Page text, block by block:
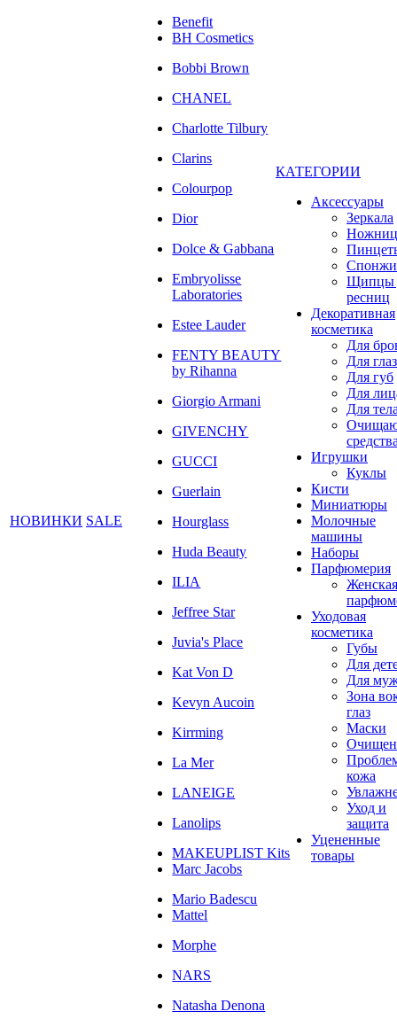
НОВИНКИ SALE
Benefit
BH Cosmetics
Bobbi Brown
CHANEL
Charlotte Tilbury
Clarins
Colourpop
Dior
Dolce & Gabbana
Embryolisse
Laboratories
Estee Lauder
FENTY BEAUTY
by Rihanna
Giorgio Armani
GIVENCHY
GUCCI
Guerlain
Hourglass
Huda Beauty
ILIA
Jeffree Star
Juvia's Place
Kat Von D
Kevyn Aucoin
Kirrming
La Mer
LANEIGE
Lanolips
MAKEUPLIST Kits
Marc Jacobs
Mario Badescu
Mattel
Morphe
NARS
Natasha Denona
КАТЕГОРИИ
Аксессуары
Зеркала
Спонжи
Щипцы
ресниц
Декоративная
косметика
Для
Для глаз
Для губ
Для
Для
Игрушки
Куклы
Кисти
Миниатюры
Молочные
машины
Наборы
Парфюмерия
Женская
Уходовая
косметика
Губы
Для
Для
Зона
глаз
Маски
кожа
Уход и
защита
Уцененные
товары